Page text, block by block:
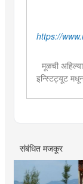
https://
मूळची
इन्स्टिट्यूट
संबंधित मजकूर